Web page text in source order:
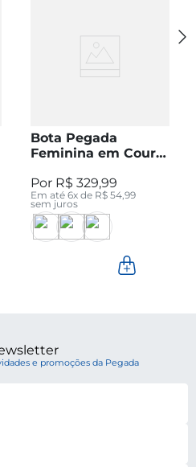
Bota Pegada
Feminina em Couro
280512-05
R$ 329,99
Em até 6x de R$ 54,99
sem juros
e promoções da Pegada